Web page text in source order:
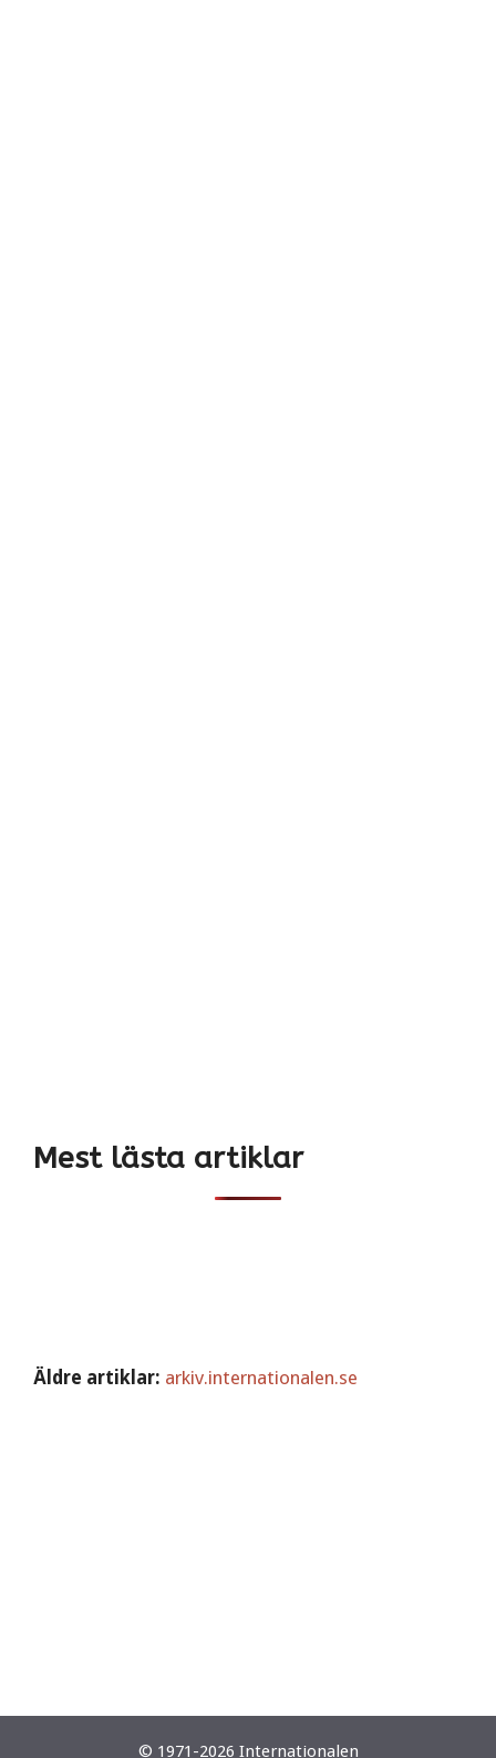
Mest lästa artiklar
Äldre artiklar: arkiv.internationalen.se
© 1971-2026 Internationalen